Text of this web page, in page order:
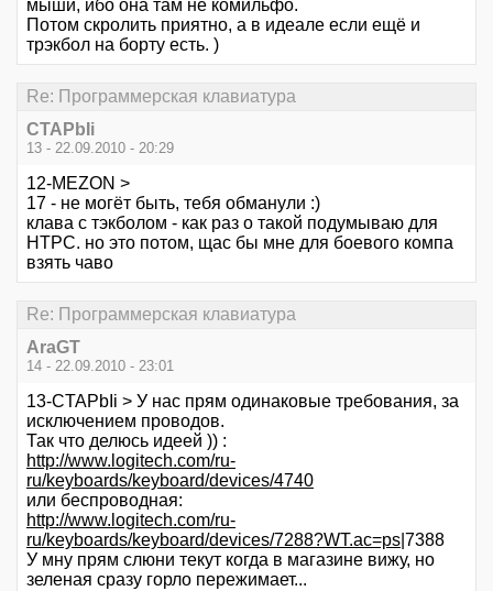
мыши, ибо она там не комильфо.
Потом скролить приятно, а в идеале если ещё и
трэкбол на борту есть. )
Re: Программерская клавиатура
CTAPbIi
13 - 22.09.2010 - 20:29
12-MEZON >
17 - не могёт быть, тебя обманули :)
клава с тэкболом - как раз о такой подумываю для
НТРС. но это потом, щас бы мне для боевого компа
взять чаво
Re: Программерская клавиатура
AraGT
14 - 22.09.2010 - 23:01
13-CTAPbIi > У нас прям одинаковые требования, за
исключением проводов.
Так что делюсь идеей )) :
http://www.logitech.com/ru-
ru/keyboards/keyboard/devices/4740
или беспроводная:
http://www.logitech.com/ru-
ru/keyboards/keyboard/devices/7288?WT.ac=ps |7388
У мну прям слюни текут когда в магазине вижу, но
зеленая сразу горло пережимает...